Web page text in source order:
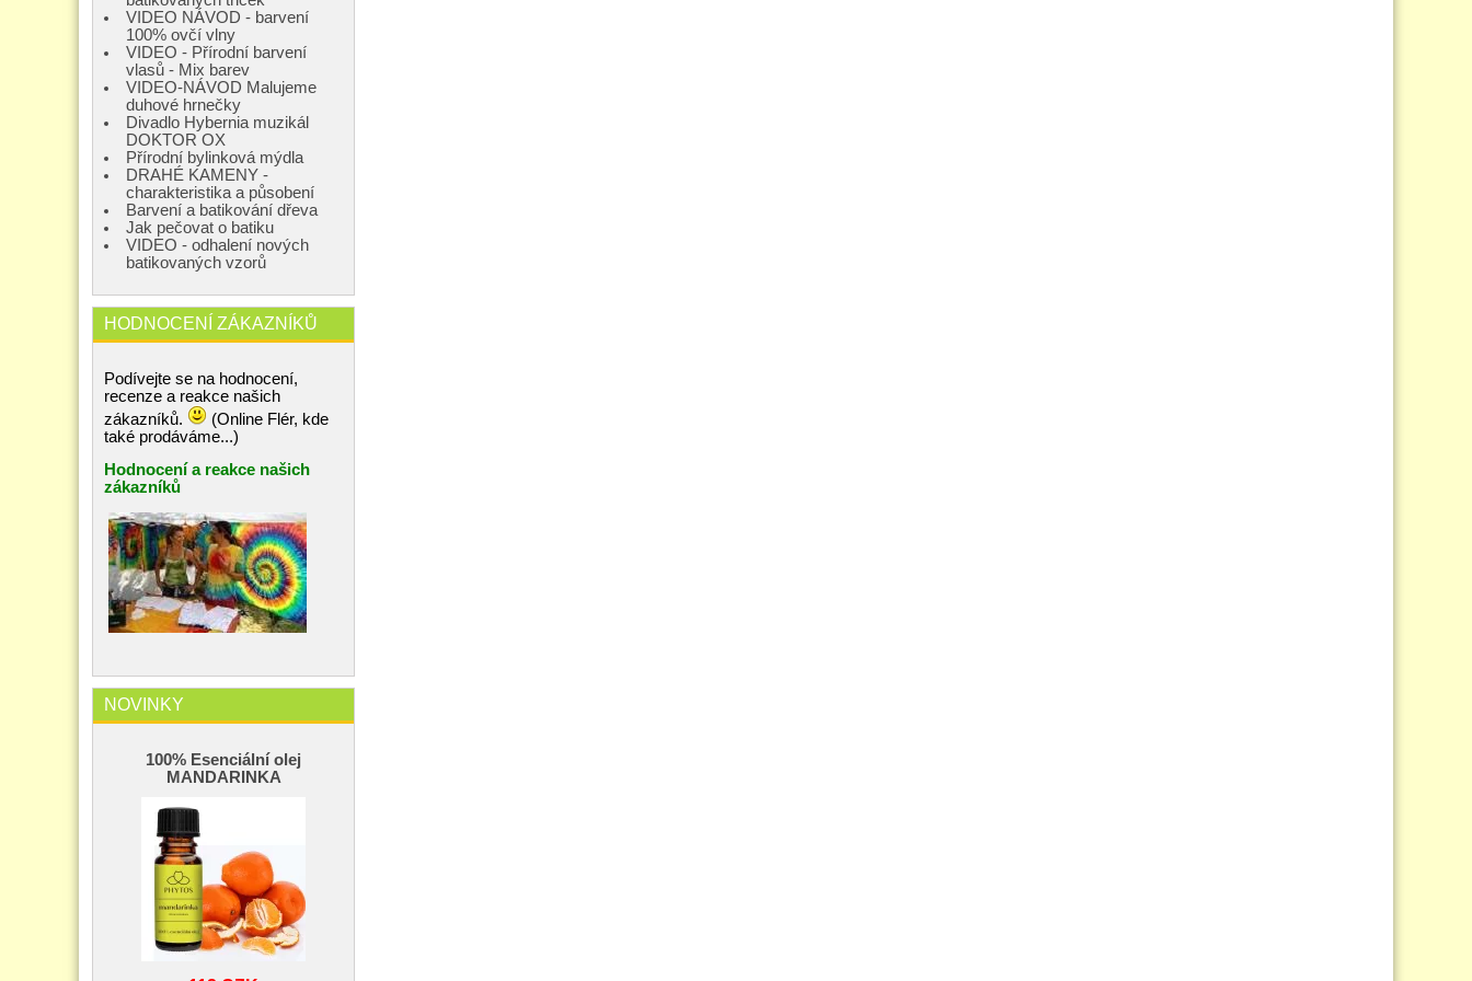
VIDEO NÁVOD - barvení
100% ovčí vlny
VIDEO - Přírodní barvení
vlasů - Mix barev
VIDEO-NÁVOD Malujeme
duhové hrnečky
Divadlo Hybernia muzikál
DOKTOR OX
Přírodní bylinková mýdla
DRAHÉ KAMENY -
charakteristika a působení
Barvení a batikování dřeva
Jak pečovat o batiku
VIDEO - odhalení nových
batikovaných vzorů
HODNOCENÍ ZÁKAZNÍKŮ
Podívejte se na hodnocení,
recenze a reakce našich
zákazníků.
(Online Flér, kde
také prodáváme...)
Hodnocení a reakce našich
zákazníků
NOVINKY
100% Esenciální olej
MANDARINKA